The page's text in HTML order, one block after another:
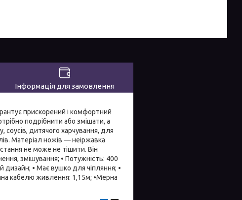
Інформація для замовлення
прискорений і комфортний
подрібнити або змішати, а
дитячого харчування, для
Матеріал ножів — неіржавка
не може не тішити. Він
змішування; • Потужність: 400
дизайн; • Має вушко для чіпляння; •
кабелю живлення: 1,15м; •Мерна